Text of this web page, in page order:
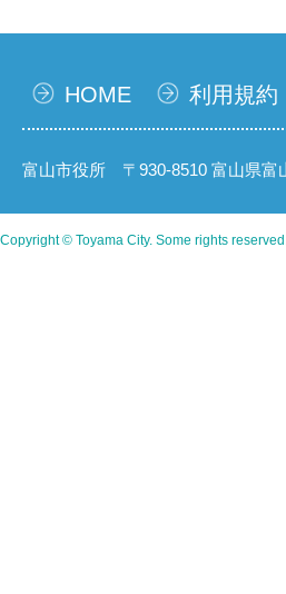
HOME 利用規約
富山市役所 〒930-8510 富山県富
Copyright © Toyama City. Some rights